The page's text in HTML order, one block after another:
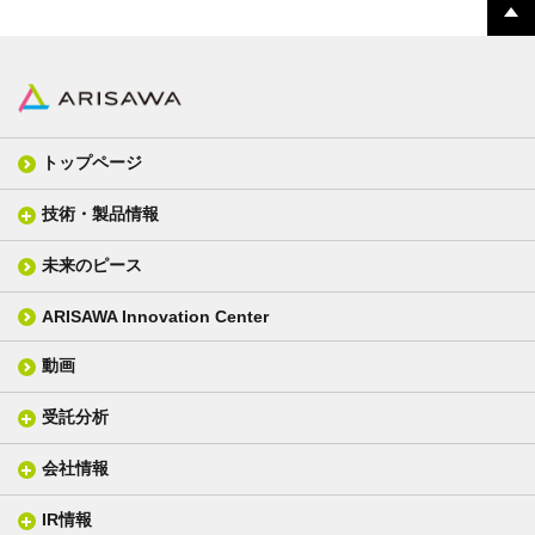
トップページ
技術・製品情報
FPC材料
カバーレイフィルム
銅張り積層板
層間接着シート
3D材料
電気絶縁・産業構造材料
織物製品
未来のピース
ARISAWA Innovation Center
動画
受託分析
分析メニュー(事例)
会社情報
会社概要
IR情報